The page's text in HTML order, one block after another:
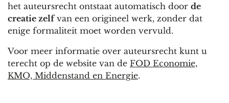
het auteursrecht ontstaat automatisch door de
creatie zelfvan een origineel werk, zonder dat
enige formaliteit moet worden vervuld.
Voor meer informatie over auteursrecht kunt u
terecht op de website van de FOD Economie,
KMO, Middenstand en Energie.